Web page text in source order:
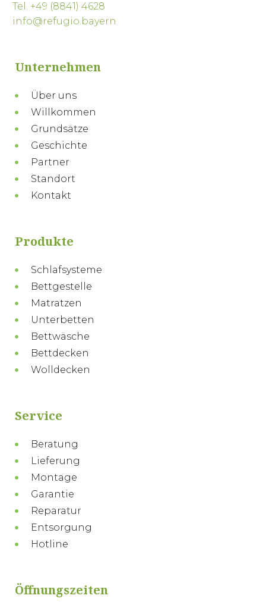
Tel. +49 (8841) 4628
info@refugio.bayern
Unternehmen
Über uns
Willkommen
Grundsätze
Geschichte
Partner
Standort
Kontakt
Produkte
Schlafsysteme
Bettgestelle
Matratzen
Unterbetten
Bettwäsche
Bettdecken
Wolldecken
Service
Beratung
Lieferung
Montage
Garantie
Reparatur
Entsorgung
Hotline
Öffnungszeiten